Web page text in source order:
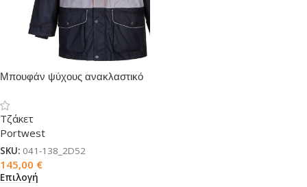
Μπουφάν ψύχους ανακλαστικό
Τζάκετ
Portwest
SKU: 041-138_2D52
145,00 €
Επιλογή